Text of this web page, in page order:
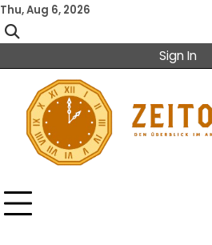
Skip
to
content
Thu, Aug 6, 2026
Sign In